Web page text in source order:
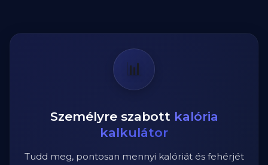
📊
Személyre szabott kalória
kalkulátor
Tudd meg, pontosan mennyi kalóriát és fehérjét